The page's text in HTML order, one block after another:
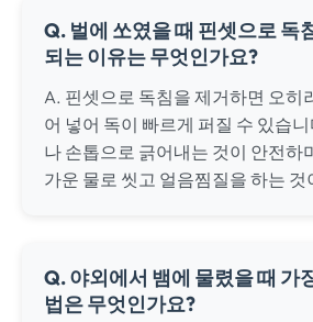
Q. 벌에 쏘였을 때 핀셋으로 독
되는 이유는 무엇인가요?
A. 핀셋으로 독침을 제거하면 오히
어 넣어 독이 빠르게 퍼질 수 있습
나 손톱으로 긁어내는 것이 안전하
가운 물로 씻고 얼음찜질을 하는 것
Q. 야외에서 뱀에 물렸을 때 가
법은 무엇인가요?